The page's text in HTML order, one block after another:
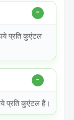
प्रति कुएंटल
प्रति कुएंटल हैं।